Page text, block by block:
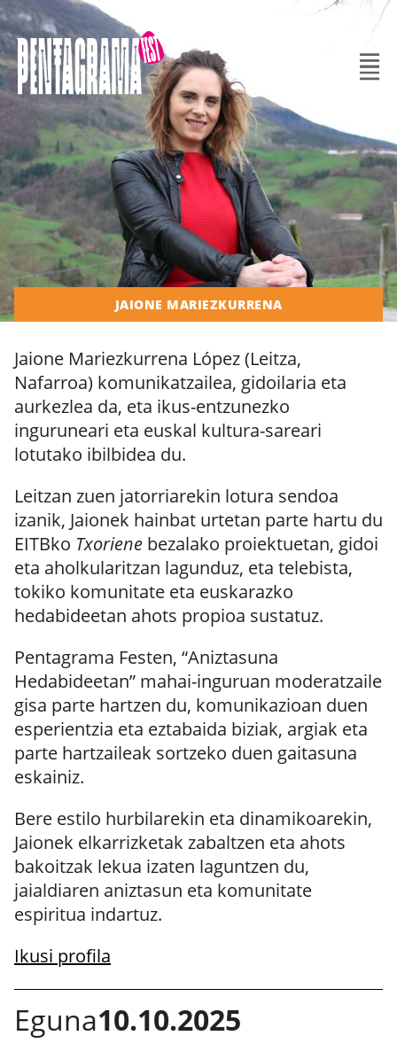
JAIONE MARIEZKURRENA
Jaione Mariezkurrena López (Leitza,
Nafarroa) komunikatzailea, gidoilaria eta
aurkezlea da, eta ikus-entzunezko
inguruneari eta euskal kultura-sareari
lotutako ibilbidea du.
Leitzan zuen jatorriarekin lotura sendoa
izanik, Jaionek hainbat urtetan parte hartu du
EITBko Txoriene bezalako proiektuetan, gidoi
eta aholkularitzan lagunduz, eta telebista,
tokiko komunitate eta euskarazko
hedabideetan ahots propioa sustatuz.
Pentagrama Festen, “Aniztasuna
Hedabideetan” mahai-inguruan moderatzaile
gisa parte hartzen du, komunikazioan duen
esperientzia eta eztabaida biziak, argiak eta
parte hartzaileak sortzeko duen gaitasuna
eskainiz.
Bere estilo hurbilarekin eta dinamikoarekin,
Jaionek elkarrizketak zabaltzen eta ahots
bakoitzak lekua izaten laguntzen du,
jaialdiaren aniztasun eta komunitate
espiritua indartuz.
Ikusi profila
Eguna10.10.2025